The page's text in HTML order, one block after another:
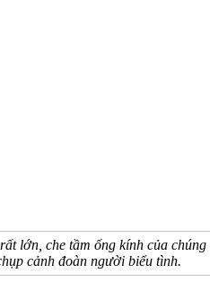
lớn, che tầm ống kính của chúng
cảnh đoàn người biểu tình.